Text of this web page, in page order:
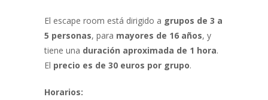
El escape room está dirigido a grupos de 3 a
5 personas, para mayores de 16 años, y
tiene una duración aproximada de 1 hora.
El precio es de 30 euros por grupo.
Horarios: